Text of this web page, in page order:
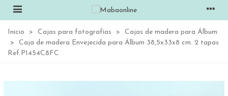
Inicio > Cajas para fotografías >
Cajas de madera para Álbum
>
Caja de madera Envejecida para Álbum 38,5x33x8 cm. 2 tapas
Ref.P1454C8FC